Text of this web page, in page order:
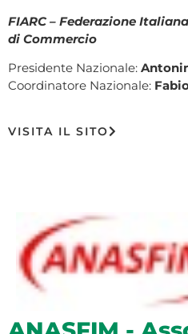
FIARC – Federazione
di Commercio
Presidente Nazionale:
Coordinatore Nazionale:
VISITA IL SITO